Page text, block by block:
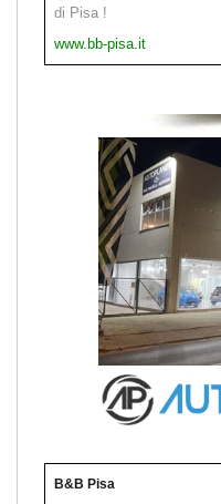
di Pisa !
www.bb-pisa.it
B&B Pisa